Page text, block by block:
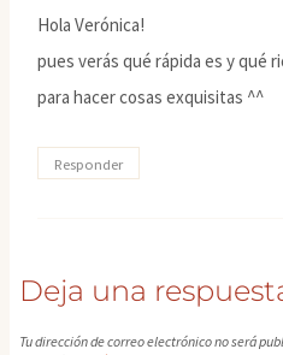
Hola Verónica!
pues verás qué rápida es y qué
para hacer cosas exquisitas ^^
Responder
Deja una
Tu dirección de correo electrónico no será